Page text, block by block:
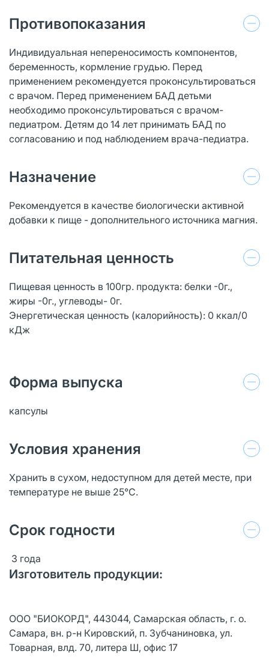
Противопоказания
Индивидуальная непереносимость компонентов,
беременность, кормление грудью. Перед
применением рекомендуется проконсультироваться
с врачом. Перед применением БАД детьми
необходимо проконсультироваться с врачом-
педиатром. Детям до 14 лет принимать БАД по
согласованию и под наблюдением врача-педиатра.
Назначение
Рекомендуется в качестве биологически активной
добавки к пище - дополнительного источника магния.
Питательная ценность
Пищевая ценность в 100гр. продукта: белки -0г.,
жиры -0г., углеводы- 0г.
Энергетическая ценность (калорийность): 0 ккал/0
кДж
Форма выпуска
капсулы
Условия хранения
Хранить в сухом, недоступном для детей месте, при
температуре не выше 25°С.
Срок годности
3 года
Изготовитель продукции:
ООО "БИОКОРД", 443044, Самарская область, г. о.
Самара, вн. р-н Кировский, п. Зубчаниновка, ул.
Товарная, влд. 70, литера Ш, офис 17